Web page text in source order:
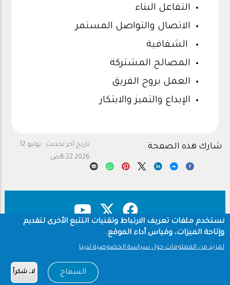
التفاعل البناء
الاتصال والتواصل المستمر
الشفافية
المصالح المشتركة
العمل بروح الفريق
الإبداع والتميز والابتكار
تاريخ آخر تحديث :
يوليو 12,
2026 8:22ص
شارك هذه الصفحة
Footer
نستخدم ملفات تعريف الارتباط وتقنيات التتبع الأخرى لتقديم
وإتاحة الميزات، وقياس أداء الموقع.
لمزيد من المعلومات حول سياسة الخصوصية لدينا
السماح لا، شكراً